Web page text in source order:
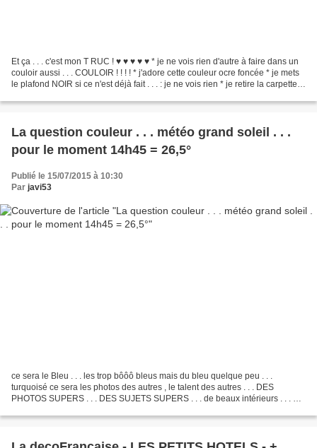
Et ça . . . c'est mon T RUC ! ♥ ♥ ♥ ♥ ♥ * je ne vois rien d'autre à faire dans un
couloir aussi . . . COULOIR ! ! ! ! * j'adore cette couleur ocre foncée * je mets
le plafond NOIR si ce n'est déjà fait . . . : je ne vois rien * je retire la carpette
La question couleur . . . météo grand soleil . . .
pour le moment 14h45 = 26,5°
Publié le 15/07/2015 à 10:30
Par javi53
ce sera le Bleu . . . les trop bôôô bleus mais du bleu quelque peu . . .
turquoisé ce sera les photos des autres , le talent des autres . . . DES
PHOTOS SUPERS . . . DES SUJETS SUPERS . . . de beaux intérieurs . . . un